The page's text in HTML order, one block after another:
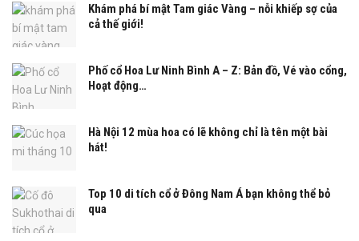
Khám phá bí mật Tam giác Vàng – nỗi khiếp sợ của
cả thế giới!
Phố cổ Hoa Lư Ninh Bình A – Z: Bản đồ, Vé vào cổng,
Hoạt động…
Hà Nội 12 mùa hoa có lẽ không chỉ là tên một bài
hát!
Top 10 di tích cổ ở Đông Nam Á bạn không thể bỏ
qua